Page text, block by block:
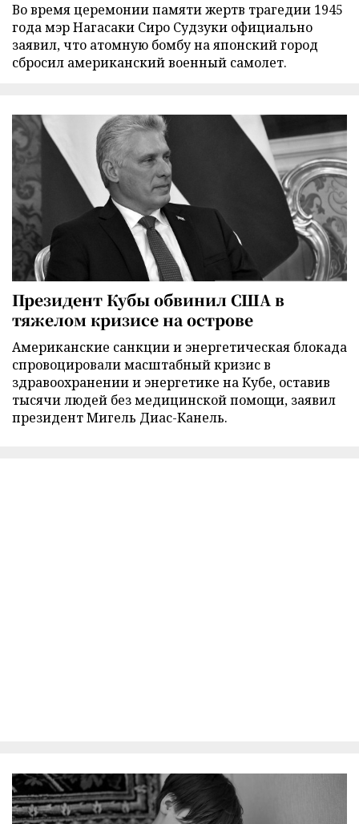
Во время церемонии памяти жертв трагедии 1945
года мэр Нагасаки Сиро Судзуки официально
заявил, что атомную бомбу на японский город
сбросил американский военный самолет.
Президент Кубы обвинил США в
тяжелом кризисе на острове
Американские санкции и энергетическая блокада
спровоцировали масштабный кризис в
здравоохранении и энергетике на Кубе, оставив
тысячи людей без медицинской помощи, заявил
президент Мигель Диас-Канель.